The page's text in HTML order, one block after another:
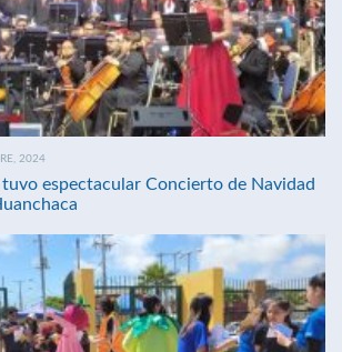
2024
espectacular Concierto de Navidad